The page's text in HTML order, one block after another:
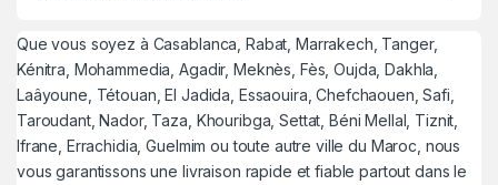
Que vous soyez à Casablanca, Rabat, Marrakech, Tanger,
Kénitra, Mohammedia, Agadir, Meknès, Fès, Oujda, Dakhla,
Laâyoune, Tétouan, El Jadida, Essaouira, Chefchaouen, Safi,
Taroudant, Nador, Taza, Khouribga, Settat, Béni Mellal, Tiznit,
Ifrane, Errachidia, Guelmim ou toute autre ville du Maroc, nous
vous garantissons une livraison rapide et fiable partout dans le